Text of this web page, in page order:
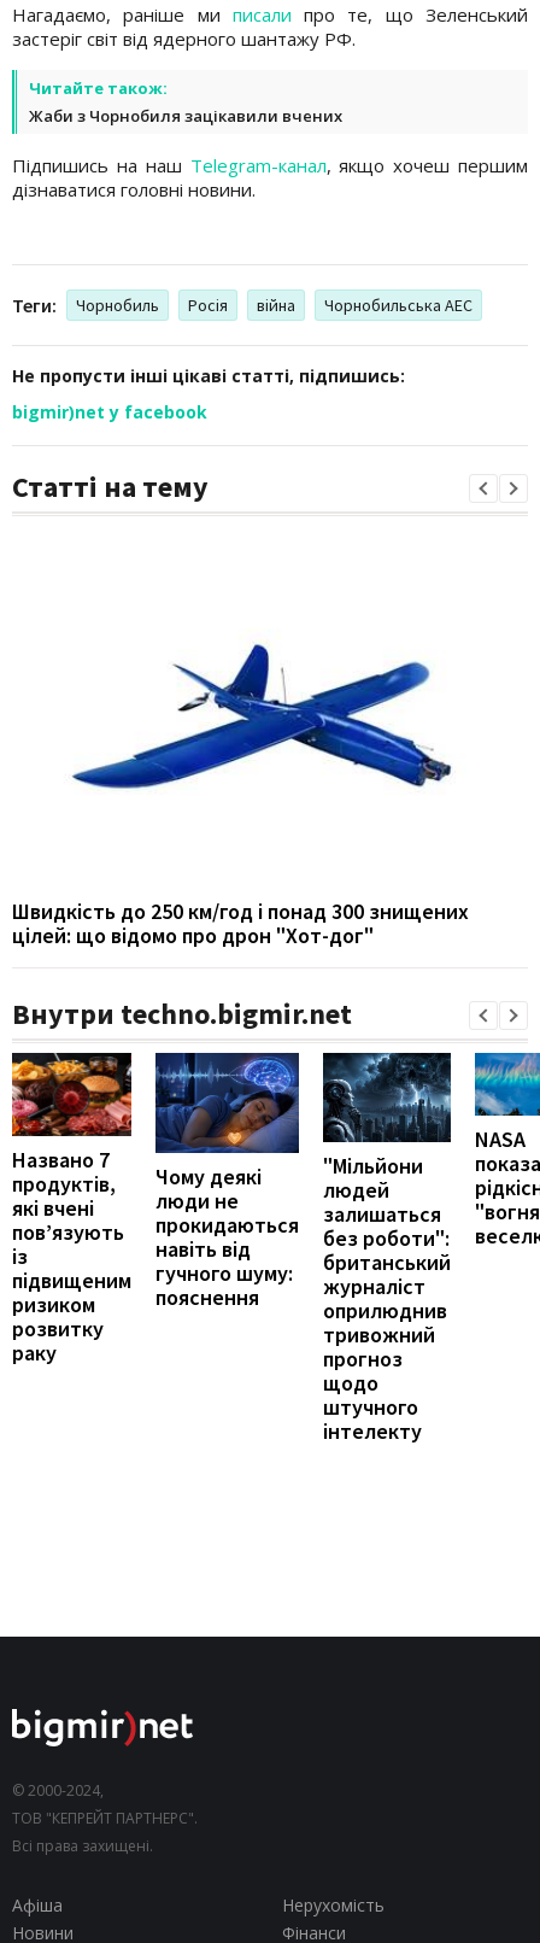
Нагадаємо, раніше ми писали про те, що Зеленський
застеріг світ від ядерного шантажу РФ.
Читайте також:
Жаби з Чорнобиля зацікавили вчених
Підпишись на наш Telegram-канал, якщо хочеш першим
дізнаватися головні новини.
Теги: Чорнобиль Росія війна Чорнобильська АЕС
Не пропусти інші цікаві статті, підпишись:
bigmir)net у facebook
Статті на тему
Швидкість до 250 км/год і понад 300 знищених
цілей: що відомо про дрон "Хот-дог"
Внутри techno.bigmir.net
Названо 7
продуктів,
які вчені
пов’язують
із
підвищеним
ризиком
розвитку
раку
Чому деякі
люди не
прокидаються
навіть від
гучного шуму:
пояснення
"Мільйони
людей
залишаться
без роботи":
британський
журналіст
оприлюднив
тривожний
прогноз
щодо
штучного
інтелекту
NASA
© 2000-2024,
ТОВ "КЕПРЕЙТ ПАРТНЕРС".
Всі права захищені.
Афіша
Нерухомість
Новини
Фінанси